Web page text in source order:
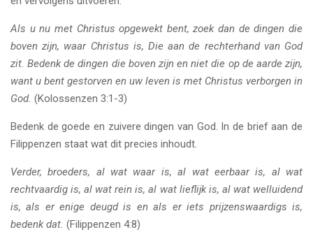
Als u nu met Christus opgewekt bent, zoek dan de dingen die
boven zijn, waar Christus is, Die aan de rechterhand van God
zit. Bedenk de dingen die boven zijn en niet die op de aarde zijn,
want u bent gestorven en uw leven is met Christus verborgen in
God. (Kolossenzen 3:1-3)
Bedenk de goede en zuivere dingen van God. In de brief aan de
Filippenzen staat wat dit precies inhoudt.
Verder, broeders, al wat waar is, al wat eerbaar is, al wat
rechtvaardig is, al wat rein is, al wat lieflijk is, al wat welluidend
is, als er enige deugd is en als er iets prijzenswaardigs is,
bedenk dat. (Filippenzen 4:8)